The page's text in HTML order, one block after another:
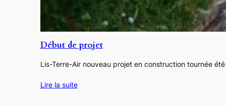
Début de projet
Lis-Terre-Air nouveau projet en construction tournée
Lire la suite